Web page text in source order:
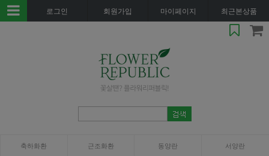
로그인 회원가입 마이페이지 최근본상품
축하화환 근조화환 동양란 서양란